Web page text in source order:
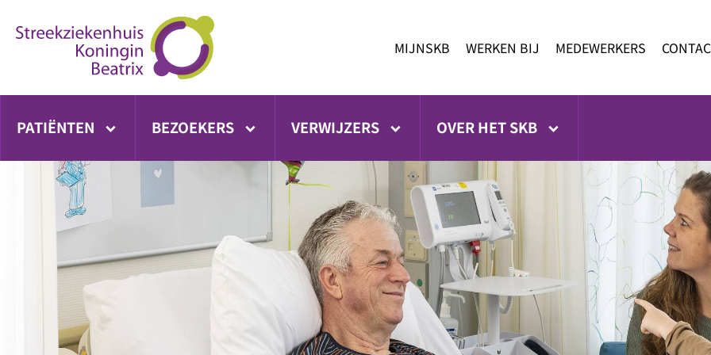
direct
MIJNSKB WERKEN BIJ MEDEWERKERS
PATIËNTEN BEZOEKERS VERWIJZERS OVER HET SKB